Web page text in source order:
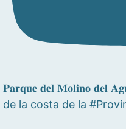
𝐏𝐚𝐫𝐪𝐮𝐞 𝐝𝐞𝐥 𝐌𝐨𝐥𝐢𝐧𝐨 𝐝𝐞𝐥
de la costa de la